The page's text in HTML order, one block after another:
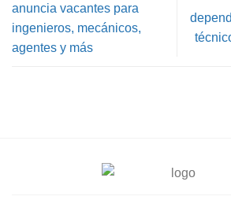
anuncia vacantes para
ingenieros, mecánicos,
agentes y más